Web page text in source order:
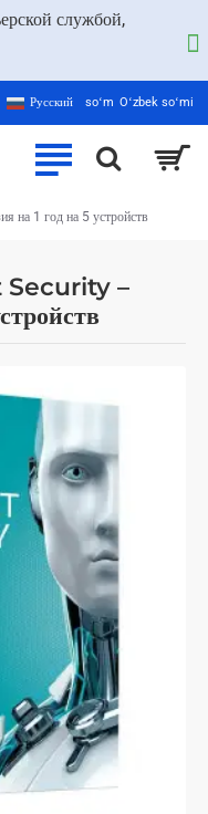
службой,
Русский soʻm Oʻzbek soʻmi
Security –
на 1 год на 5 устройств